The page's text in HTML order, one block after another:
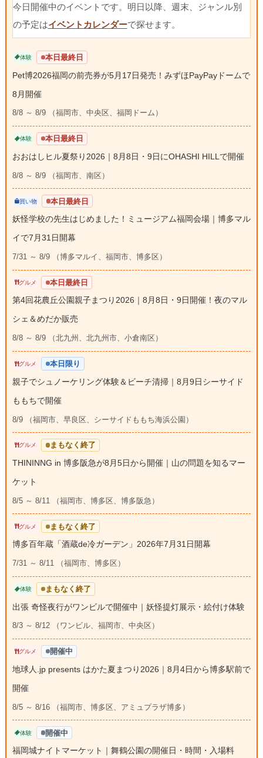
今日開催中のイベントです。明日以降、週末、ジャンル別
の予定はイベントカレンダーで探せます。
体験 本日最終日
Pet博2026福岡の前売券が5月17日発売！みずほPayPayドームで
8月開催
8/8 ～ 8/9 （福岡市、中央区、福岡ドーム）
体験 本日最終日
おおはしヒル夏祭り2026｜8月8日・9日にOHASHI HILLで開催
8/8 ～ 8/9 （福岡市、南区）
買い物 本日最終日
妖怪学校の先生はじめました！ミュージアム福岡会場｜博多マル
イで7月31日開幕
7/31 ～ 8/9 （博多マルイ、福岡市、博多区）
グルメ 本日最終日
第4回花農丘公園親子まつり2026｜8月8日・9日開催！夜のマル
シェ＆めだか販売
8/8 ～ 8/9 （北九州、北九州市、小倉南区）
グルメ 本日限り
親子でシュノーケリング体験＆ビーチ清掃｜8月9日シーサイド
ももちで開催
8/9 （福岡市、早良区、シーサイドももち海浜公園）
グルメ まもなく終了
THININNG in 博多阪急が8月5日から開催｜山の問題を知るマー
ケット
8/5 ～ 8/11 （福岡市、博多区、博多阪急）
グルメ まもなく終了
博多百年蔵「酒蔵de冷ガーデン」2026年7月31日開幕
7/31 ～ 8/11 （福岡市、博多区）
体験 まもなく終了
出張 奇怪夜行がワンビルで開催中｜妖怪提灯展示・絵付け体験
8/3 ～ 8/12 （ワンビル、福岡市、中央区）
グルメ 開催中
地球人.jp presents はかた夏まつり2026｜8月4日から博多駅前で
開催
8/5 ～ 8/16 （福岡市、博多区、アミュプラザ博多）
体験 開催中
福岡城ナイトマーケット｜舞鶴公園の開催日・時間・入場料